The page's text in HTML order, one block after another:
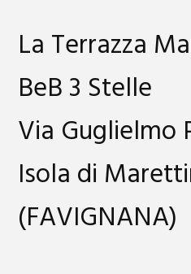
La Terrazza
BeB 3 Stelle
Via Guglielmo
Isola di
(FAVIGNANA)